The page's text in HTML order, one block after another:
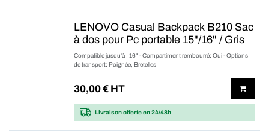
LENOVO Casual Backpack B210 Sac
à dos pour Pc portable 15"/16" / Gris
Compatible jusqu'à : 16" - Compartiment rembourré: Oui - Options
de transport: Poignée, Bretelles
30,00€ HT
Livraison offerteen 24/48h